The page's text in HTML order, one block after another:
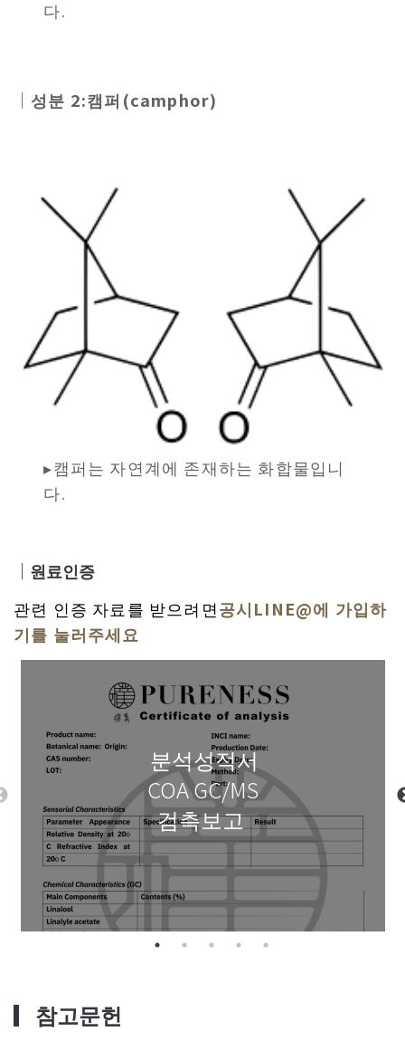
다.
｜성분 2:캠퍼(camphor)
▸캠퍼는 자연계에 존재하는 화합물입니
다.
｜ 원료인증
관련 인증 자료를 받으려면공시LINE@에 가입하
기를 눌러주세요
분석성적서
COA GC/MS
검측보고
▎ 참고문헌